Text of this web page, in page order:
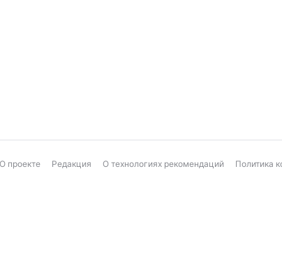
О проекте Редакция О технологиях рекомендаций Политика